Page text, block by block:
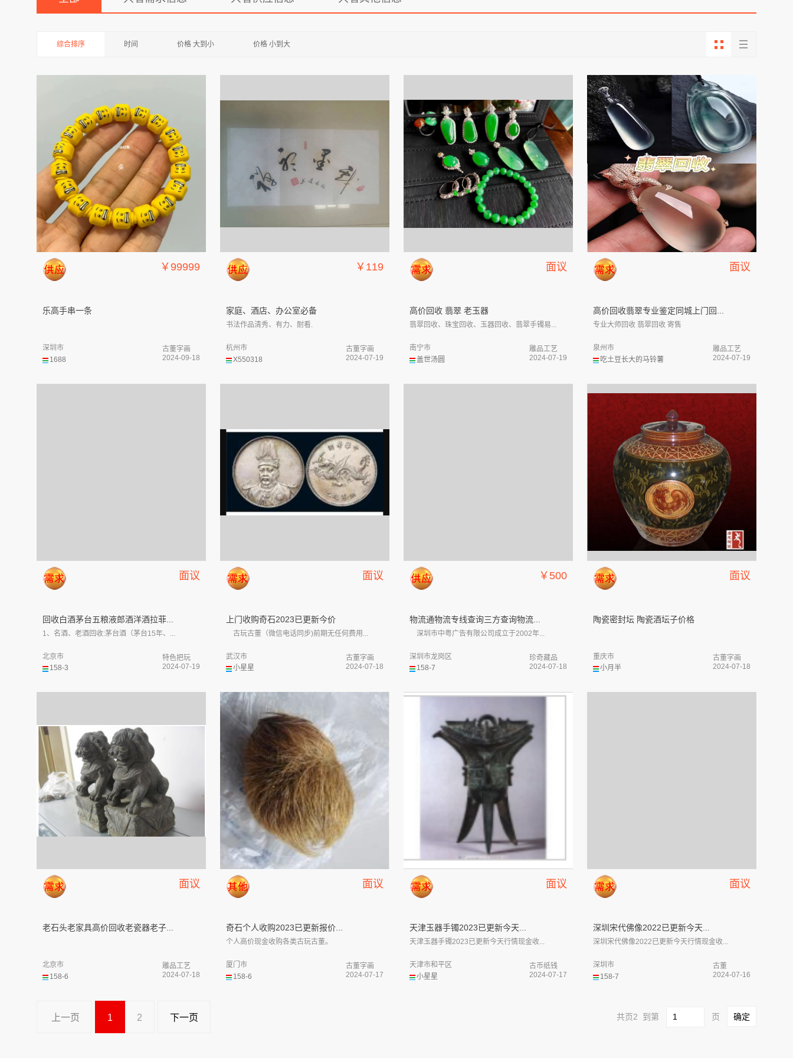
综合排序 时间 价格 大到小 价格 小到大
￥99999
乐高手串一条
1688
深圳市
古董字画
2024-09-18
￥119
家庭、酒店、办公室必备
书法作品清秀、有力、耐看.
X550318
杭州市
古董字画
2024-07-19
面议
高价回收 翡翠 老玉器
翡翠回收、珠宝回收、玉器回收、翡翠手镯易...
盖世汤圆
南宁市
雕品工艺
2024-07-19
面议
高价回收翡翠专业鉴定同城上门回...
专业大师回收 翡翠回收 寄售
吃土豆长大的马铃薯
泉州市
雕品工艺
2024-07-19
面议
回收白酒茅台五粮液郎酒洋酒拉菲...
1、名酒、老酒回收:茅台酒（茅台15年、...
158-3
北京市
特色把玩
2024-07-19
面议
上门收购奇石2023已更新今价
古玩古董（微信电话同步)前期无任何费用...
小星星
武汉市
古董字画
2024-07-18
￥500
物流通物流专线查询三方查询物流...
深圳市中粤广告有限公司成立于2002年...
158-7
深圳市龙岗区
珍奇藏品
2024-07-18
面议
陶瓷密封坛 陶瓷酒坛子价格
小月半
重庆市
古董字画
2024-07-18
面议
老石头老家具高价回收老瓷器老子...
158-6
北京市
雕品工艺
2024-07-18
面议
奇石个人收购2023已更新报价...
个人高价现金收购各类古玩古董。
158-6
厦门市
古董字画
2024-07-17
面议
天津玉器手镯2023已更新今天...
天津玉器手镯2023已更新今天行情现金收...
小星星
天津市和平区
古币纸钱
2024-07-17
面议
深圳宋代佛像2022已更新今天...
深圳宋代佛像2022已更新今天行情现金收...
158-7
深圳市
古董
2024-07-16
上一页 1 2 下一页 共页2 到第 页